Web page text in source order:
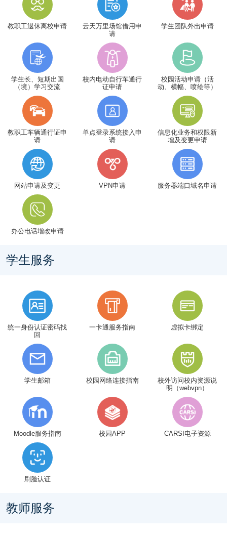
教职工退休离校申请
云天万里场馆借用申
请
学生团队外出申请
学生长、短期出国
（境）学习交流
校内电动自行车通行
证申请
校园活动申请（活
动、横幅、喷绘等）
教职工车辆通行证申
请
单点登录系统接入申
请
信息化业务和权限新
增及变更申请
网站申请及变更 VPN申请 服务器端口域名申请
办公电话增改申请
学生服务
统一身份认证密码找
回
一卡通服务指南 虚拟卡绑定
学生邮箱 校园网络连接指南
校外访问校内资源说
明（webvpn）
Moodle服务指南 校园APP CARSI电子资源
刷脸认证
教师服务